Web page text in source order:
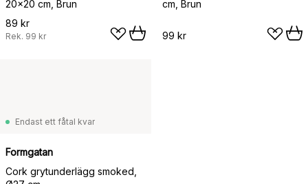
20x20 cm, Brun
89 kr
Rek. 99 kr
cm, Brun
99 kr
Endast ett fåtal kvar
Formgatan
Cork grytunderlägg smoked,